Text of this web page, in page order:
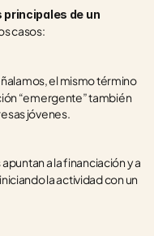
de un
casos:
el mismo término
“emergente” también
jóvenes.
apuntan a la financiación y a
la actividad con un